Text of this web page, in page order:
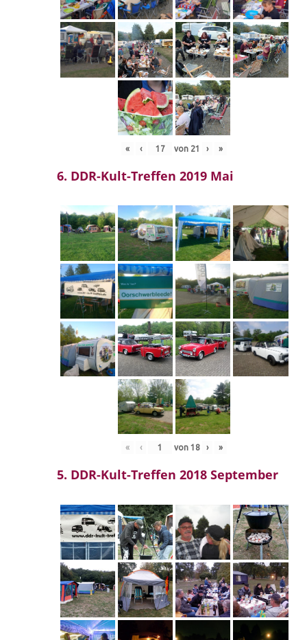
« ‹ von 21 › »
6. DDR-Kult-Treffen 2019 Mai
« ‹ von 18 › »
5. DDR-Kult-Treffen 2018 September